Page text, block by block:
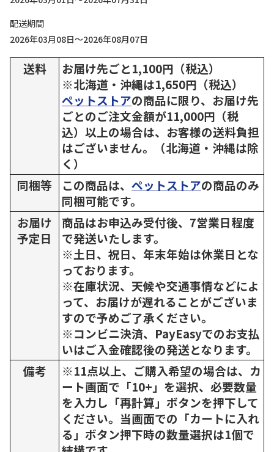
配送期間
2026年03月08日～2026年08月07日
送料
お届け先ごと1,100円（税込）
※北海道・沖縄は1,650円（税込）
ペットストアの商品に限り、お届け先
ごとのご注文金額が11,000円（税
込）以上の場合は、お客様の送料負担
はございません。（北海道・沖縄は除
く）
同梱等
この商品は、 ペットストアの商品のみ
同梱可能です。
お届け
予定日
商品はお申込み受付後、7営業日程度
で発送いたします。
※土日、祝日、年末年始は休業日とな
っております。
※在庫状況、天候や交通事情などによ
って、お届けが遅れることがございま
すので予めご了承ください。
※コンビニ決済、PayEasyでのお支払
いはご入金確認後の発送となります。
備考
※11点以上、ご購入希望の場合は、カ
ート画面で「10+」を選択、必要数量
を入力し「再計算」ボタンを押下して
ください。当画面での「カートに入れ
る」ボタン押下時の数量選択は1個で